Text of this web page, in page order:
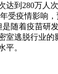
达到280万人
受疫情影响
是随着疫苗研
室逃脱行业的
平。